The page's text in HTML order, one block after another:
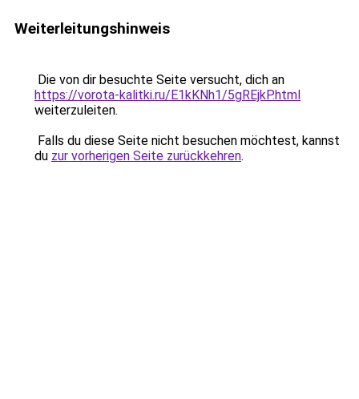
Weiterleitungshinweis
Die von dir besuchte Seite versucht, dich an
https://vorota-kalitki.ru/E1kKNh1/5gREjkP.html
weiterzuleiten.
Falls du diese Seite nicht besuchen möchtest, kannst
du zur vorherigen Seite zurückkehren.